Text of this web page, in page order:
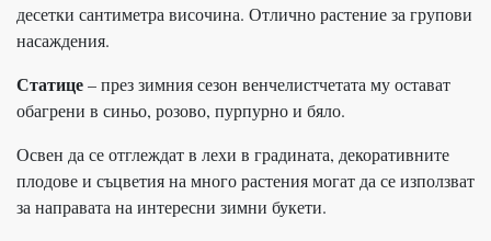
десетки сантиметра височина. Отлично растение за групови
насаждения.
Статице– през зимния сезон венчелистчетата му остават
обагрени в синьо, розово, пурпурно и бяло.
Освен да се отглеждат в лехи в градината, декоративните
плодове и съцветия на много растения могат да се използват
за направата на интересни зимни букети.